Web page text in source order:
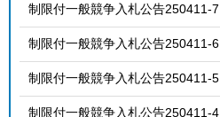
制限付一般競争入札公告250411-7
制限付一般競争入札公告250411-6
制限付一般競争入札公告250411-5
制限付一般競争入札公告250411-4